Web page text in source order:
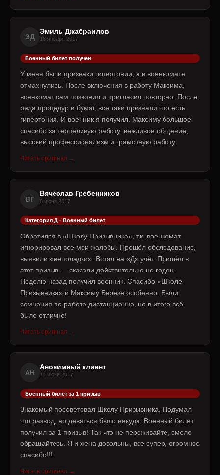
ЭД
Эмиль Джабраилов
16 января 2017
Военный билет получен
У меня были признаки гипертонии, а в военкомате
отмахнулись. После включения в работу Максима,
военкомат сам позвонил и пригласил повторно. После
ряда процедур и бумаг, все таки признали что есть
гипертония. И военник я получил. Максиму большое
спасибо за терпеливую работу, вежливое общение,
высокий профессионализм и грамотную работу.
Читать оригинал →
ВГ
Вячеслав Гребенников
8 июня 2017
Категория Д · Военный билет
Обратился в «Школу Призывника», т.к. военкомат
игнорировал все мои жалобы. Прошёл обследование,
выявили «неполадки». Встал на «Д» учёт. Пришёл в
этот призыв — сказали действительно не годен.
Неделю назад получил военник. Спасибо «Школе
Призывника» и Максиму Березе особенно. Были
сомнения по работе дистанционно, но в итоге всё
было отлично!
Читать оригинал →
АН
Анонимный клиент
14 июня 2017
Военный билет за 1 призыв
Знакомый посоветовал Школу Призывника. Подумал
что развод, но деваться было некуда. Военный билет
получил за 1 призыв! Так что не переживайте, смело
обращайтесь. Я и жена довольны, все супер, огромное
спасибо!!!
Читать оригинал →